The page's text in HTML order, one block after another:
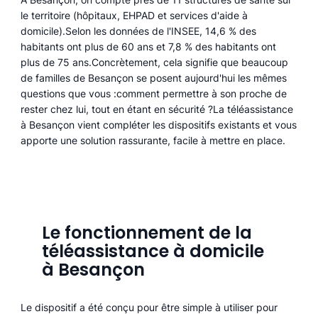
le territoire (hôpitaux, EHPAD et services d'aide à
domicile).Selon les données de l'INSEE, 14,6 % des
habitants ont plus de 60 ans et 7,8 % des habitants ont
plus de 75 ans.Concrètement, cela signifie que beaucoup
de familles de Besançon se posent aujourd'hui les mêmes
questions que vous :comment permettre à son proche de
rester chez lui, tout en étant en sécurité ?La téléassistance
à Besançon vient compléter les dispositifs existants et vous
apporte une solution rassurante, facile à mettre en place.
Le fonctionnement de la
téléassistance à domicile
à Besançon
Le dispositif a été conçu pour être simple à utiliser pour